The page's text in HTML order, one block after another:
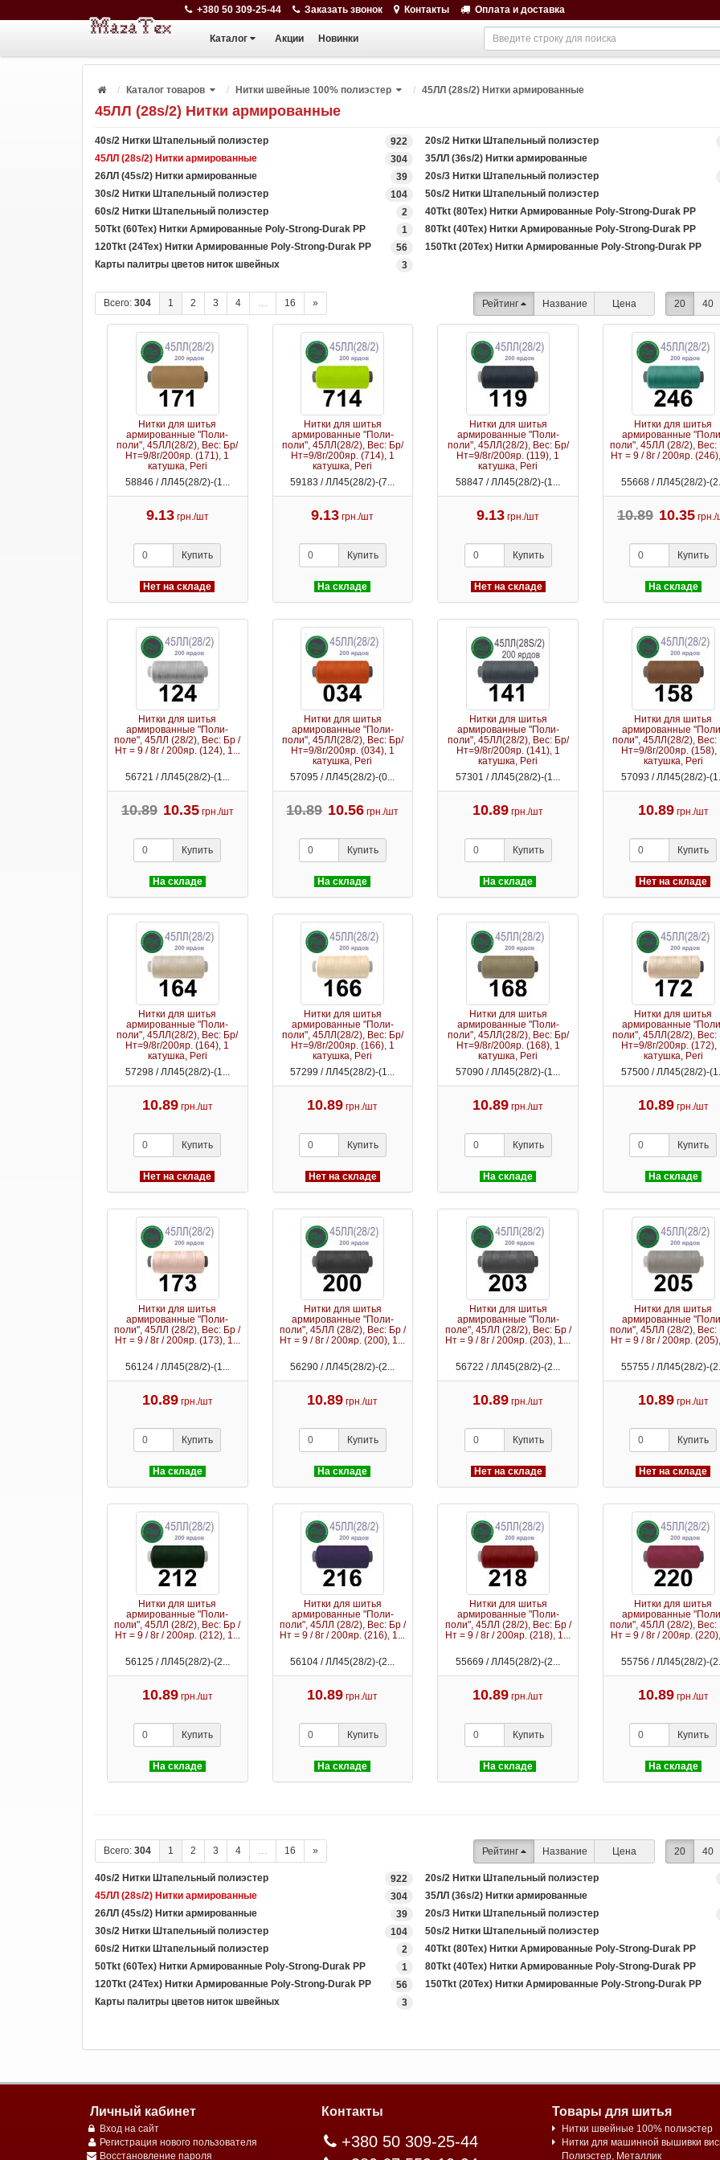
+380 50 309-25-44 Заказать звонок Контакты Оплата и доставка
Каталог Акции Новинки
Каталог товаров Нитки швейные 100% полиэстер 45ЛЛ (28s/2) Нитки армированные
45ЛЛ (28s/2) Нитки армированные
922
40s/2 Нитки Штапельный полиэстер
20s/2 Нитки Штапельный полиэстер
304
45ЛЛ (28s/2) Нитки армированные
35ЛЛ (36s/2) Нитки армированные
39
26ЛЛ (45s/2) Нитки армированные
20s/3 Нитки Штапельный полиэстер
104
30s/2 Нитки Штапельный полиэстер
50s/2 Нитки Штапельный полиэстер
2
60s/2 Нитки Штапельный полиэстер
40Tkt (80Tex) Нитки Армированные Poly-Strong-Durak PP
1
50Tkt (60Tex) Нитки Армированные Poly-Strong-Durak PP
80Tkt (40Tex) Нитки Армированные Poly-Strong-Durak PP
56
120Tkt (24Tex) Нитки Армированные Poly-Strong-Durak PP
150Tkt (20Tex) Нитки Армированные Poly-Strong-Durak PP
3
Карты палитры цветов ниток швейных
Всего: 304 1 2 3 4 … 16 » Рейтинг Название Цена 20 40
Нитки для шитья
армированные "Поли-
поли", 45ЛЛ(28/2), Вес: Бр/
Нт=9/8г/200яр. (171), 1
катушка, Peri
58846 / ЛЛ45(28/2)-(1...
9.13 грн./шт
Купить
Нет на складе
Нитки для шитья
армированные "Поли-
поли", 45ЛЛ(28/2), Вес: Бр/
Нт=9/8г/200яр. (714), 1
катушка, Peri
59183 / ЛЛ45(28/2)-(7...
9.13 грн./шт
Купить
На складе
Нитки для шитья
армированные "Поли-
поли", 45ЛЛ(28/2), Вес: Бр/
Нт=9/8г/200яр. (119), 1
катушка, Peri
58847 / ЛЛ45(28/2)-(1...
9.13 грн./шт
Купить
Нет на складе
Нитки для шитья
армированные
поли", 45ЛЛ (28/2), Вес:
Нт = 9 / 8г / 200яр.
55668 / ЛЛ45(28/2)-
10.89 10.35
Купить
На складе
Нитки для шитья
армированные "Поли-
поле", 45ЛЛ (28/2), Вес: Бр /
Нт = 9 / 8г / 200яр. (124), 1...
56721 / ЛЛ45(28/2)-(1...
10.89 10.35 грн./шт
Купить
На складе
Нитки для шитья
армированные "Поли-
поли", 45ЛЛ(28/2), Вес: Бр/
Нт=9/8г/200яр. (034), 1
катушка, Peri
57095 / ЛЛ45(28/2)-(0...
10.89 10.56 грн./шт
Купить
На складе
Нитки для шитья
армированные "Поли-
поли", 45ЛЛ(28/2), Вес: Бр/
Нт=9/8г/200яр. (141), 1
катушка, Peri
57301 / ЛЛ45(28/2)-(1...
10.89 грн./шт
Купить
На складе
Нитки для шитья
армированные
поли", 45ЛЛ(28/2), Вес:
Нт=9/8г/200яр. (158),
катушка, Peri
57093 / ЛЛ45(28/2)-
10.89 грн./шт
Купить
Нет на складе
Нитки для шитья
армированные "Поли-
поли", 45ЛЛ(28/2), Вес: Бр/
Нт=9/8г/200яр. (164), 1
катушка, Peri
57298 / ЛЛ45(28/2)-(1...
10.89 грн./шт
Купить
Нет на складе
Нитки для шитья
армированные "Поли-
поли", 45ЛЛ(28/2), Вес: Бр/
Нт=9/8г/200яр. (166), 1
катушка, Peri
57299 / ЛЛ45(28/2)-(1...
10.89 грн./шт
Купить
Нет на складе
Нитки для шитья
армированные "Поли-
поли", 45ЛЛ(28/2), Вес: Бр/
Нт=9/8г/200яр. (168), 1
катушка, Peri
57090 / ЛЛ45(28/2)-(1...
10.89 грн./шт
Купить
На складе
Нитки для шитья
армированные
поли", 45ЛЛ(28/2), Вес:
Нт=9/8г/200яр. (172),
катушка, Peri
57500 / ЛЛ45(28/2)-
10.89 грн./шт
Купить
На складе
Нитки для шитья
армированные "Поли-
поли", 45ЛЛ (28/2), Вес: Бр /
Нт = 9 / 8г / 200яр. (173), 1...
56124 / ЛЛ45(28/2)-(1...
10.89 грн./шт
Купить
На складе
Нитки для шитья
армированные "Поли-
поли", 45ЛЛ (28/2), Вес: Бр /
Нт = 9 / 8г / 200яр. (200), 1...
56290 / ЛЛ45(28/2)-(2...
10.89 грн./шт
Купить
На складе
Нитки для шитья
армированные "Поли-
поле", 45ЛЛ (28/2), Вес: Бр /
Нт = 9 / 8г / 200яр. (203), 1...
56722 / ЛЛ45(28/2)-(2...
10.89 грн./шт
Купить
Нет на складе
Нитки для шитья
армированные
поли", 45ЛЛ (28/2), Вес:
Нт = 9 / 8г / 200яр.
55755 / ЛЛ45(28/2)-
10.89 грн./шт
Купить
Нет на складе
Нитки для шитья
армированные "Поли-
поли", 45ЛЛ (28/2), Вес: Бр /
Нт = 9 / 8г / 200яр. (212), 1...
56125 / ЛЛ45(28/2)-(2...
10.89 грн./шт
Купить
На складе
Нитки для шитья
армированные "Поли-
поли", 45ЛЛ (28/2), Вес: Бр /
Нт = 9 / 8г / 200яр. (216), 1...
56104 / ЛЛ45(28/2)-(2...
10.89 грн./шт
Купить
На складе
Нитки для шитья
армированные "Поли-
поли", 45ЛЛ (28/2), Вес: Бр /
Нт = 9 / 8г / 200яр. (218), 1...
55669 / ЛЛ45(28/2)-(2...
10.89 грн./шт
Купить
На складе
Нитки для шитья
армированные
поли", 45ЛЛ (28/2), Вес:
Нт = 9 / 8г / 200яр.
55756 / ЛЛ45(28/2)-
10.89 грн./шт
Купить
На складе
Всего: 304 1 2 3 4 … 16 » Рейтинг Название Цена 20 40
922
40s/2 Нитки Штапельный полиэстер
20s/2 Нитки Штапельный полиэстер
304
45ЛЛ (28s/2) Нитки армированные
35ЛЛ (36s/2) Нитки армированные
39
26ЛЛ (45s/2) Нитки армированные
20s/3 Нитки Штапельный полиэстер
104
30s/2 Нитки Штапельный полиэстер
50s/2 Нитки Штапельный полиэстер
2
60s/2 Нитки Штапельный полиэстер
40Tkt (80Tex) Нитки Армированные Poly-Strong-Durak PP
1
50Tkt (60Tex) Нитки Армированные Poly-Strong-Durak PP
80Tkt (40Tex) Нитки Армированные Poly-Strong-Durak PP
56
120Tkt (24Tex) Нитки Армированные Poly-Strong-Durak PP
150Tkt (20Tex) Нитки Армированные Poly-Strong-Durak PP
3
Карты палитры цветов ниток швейных
Личный кабинет
Вход на сайт
Регистрация нового пользователя
Восстановление пароля
Контакты
+380 50 309-25-44
Товары для шитья
Нитки швейные 100% полиэстер
Нитки для машинной вышивки
Полиэстер, Металлик